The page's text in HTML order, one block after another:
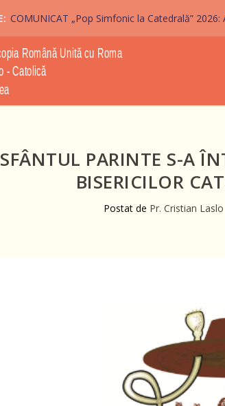
COMUNICAT „Pop Simfonic la Catedrală” 2026:
SFÂNTUL PARINTE S-A
BISERICILOR
Postat de Pr. Cristian Laslo